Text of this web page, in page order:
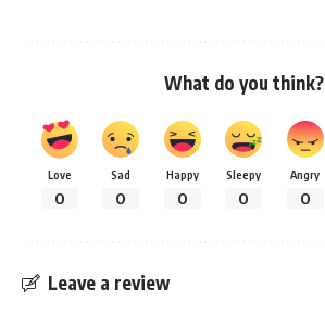
What do you think?
Love
0
Sad
0
Happy
0
Sleepy
0
Angry
0
Leave a review